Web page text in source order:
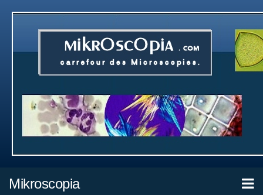
Mikroscopia